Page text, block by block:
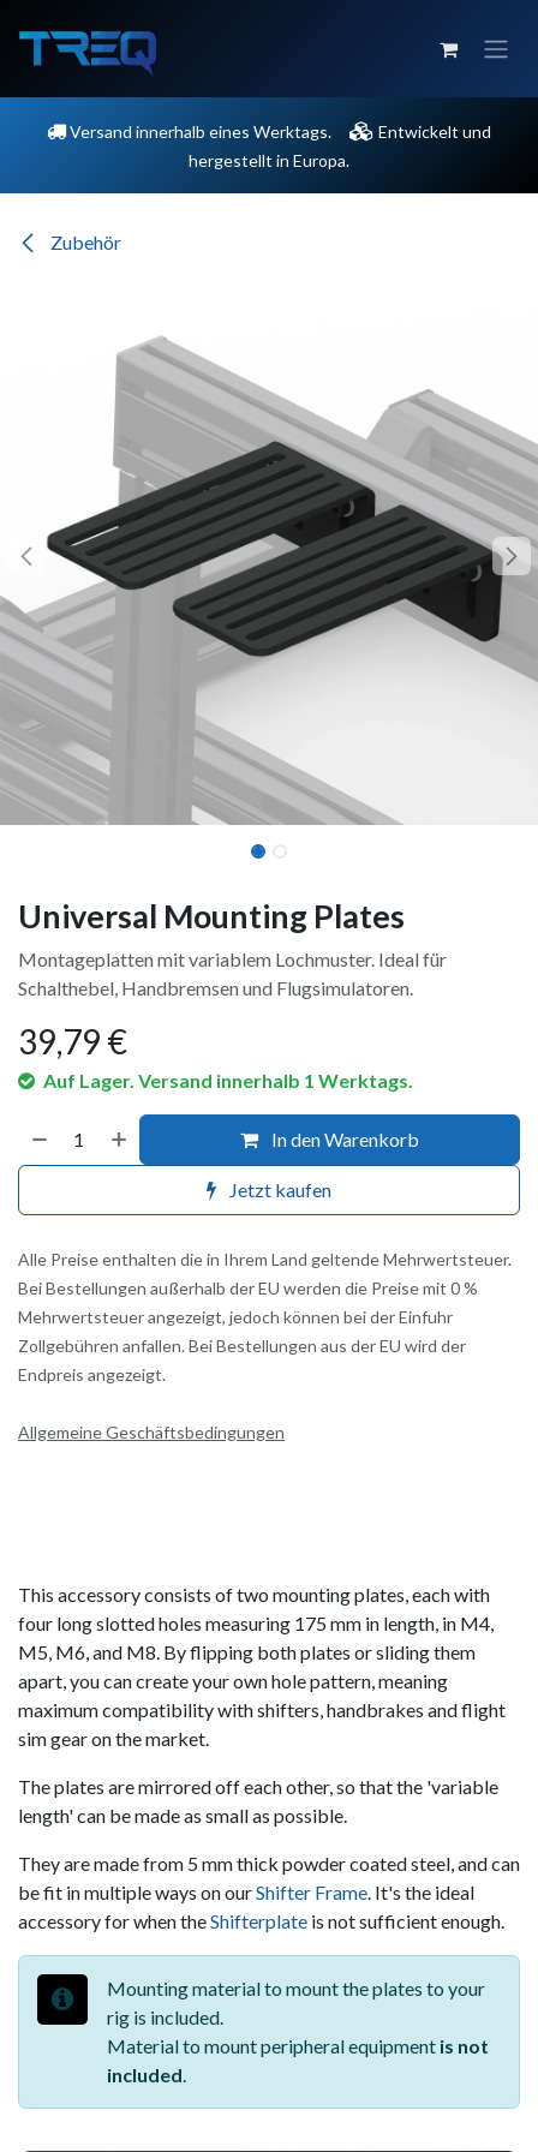
Versand innerhalb eines Werktags.
Entwickelt und
hergestellt in Europa.
Zubehör
Universal Mounting Plates
Montageplatten mit variablem Lochmuster. Ideal für
Schalthebel, Handbremsen und Flugsimulatoren.
39,79 €
Auf Lager. Versand innerhalb 1 Werktags.
In den Warenkorb
Jetzt kaufen
Alle Preise enthalten die in Ihrem Land geltende Mehrwertsteuer.
Bei Bestellungen außerhalb der EU werden die Preise mit 0 %
Mehrwertsteuer angezeigt, jedoch können bei der Einfuhr
Zollgebühren anfallen. Bei Bestellungen aus der EU wird der
Endpreis angezeigt.
Allgemeine Geschäftsbedingungen
This accessory consists of two mounting plates, each with
four long slotted holes measuring 175 mm in length, in M4,
M5, M6, and M8. By flipping both plates or sliding them
apart, you can create your own hole pattern, meaning
maximum compatibility with shifters, handbrakes and flight
sim gear on the market.
The plates are mirrored off each other, so that the 'variable
length' can be made as small as possible.
They are made from 5 mm thick powder coated steel, and can
be fit in multiple ways on ourShifter Frame. It's the ideal
accessory for when theShifterplate is not sufficient enough.
Mounting material to mount the plates to your
rig is included.
Material to mount peripheral equipment is not
included.